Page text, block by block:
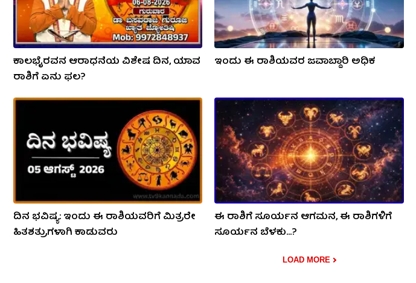
ಕಾಲಭೈರವನ ಆರಾಧನೆಯ ವಿಶೇಷ ದಿನ, ಯಾವ
ರಾಶಿಗೆ ಏನು ಫಲ?
ಇಂದು ಈ ರಾಶಿಯವರ ಜವಾಬ್ದಾರಿ ಅಧಿಕ
ದಿನ ಭವಿಷ್ಯ: ಇಂದು ಈ ರಾಶಿಯವರಿಗೆ ಮಿತ್ರರೇ
ಹಿತಶತ್ರುಗಳಾಗಿ ಕಾಡುವರು
ಈ ರಾಶಿಗೆ ಸೂರ್ಯನ ಆಗಮನ, ಈ ರಾಶಿಗಳಿಗೆ
ಸೂರ್ಯನ ಬೆಳಕು...?
LOAD MORE